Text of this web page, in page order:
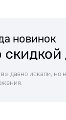
новинок
давно искали, но